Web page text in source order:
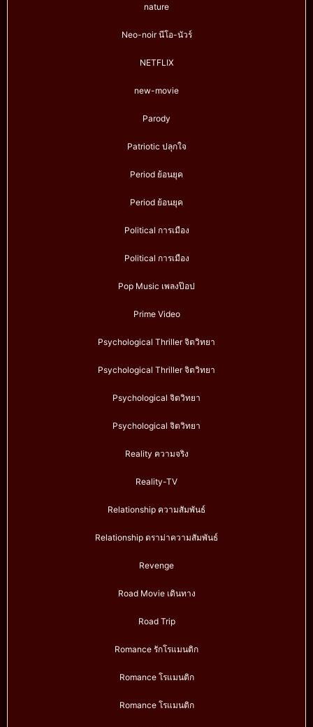
nature
Neo-noir นีโอ-นัวร์
NETFLIX
new-movie
Parody
Patriotic ปลุกใจ
Period ย้อนยุค
Period ย้อนยุค
Political การเมือง
Political การเมือง
Pop Music เพลงป๊อป
Prime Video
Psychological Thriller จิตวิทยา
Psychological Thriller จิตวิทยา
Psychological จิตวิทยา
Psychological จิตวิทยา
Reality ความจริง
Reality-TV
Relationship ความสัมพันธ์
Relationship ดราม่าความสัมพันธ์
Revenge
Road Movie เดินทาง
Road Trip
Romance รักโรแมนติก
Romance โรแมนติก
Romance โรแมนติก